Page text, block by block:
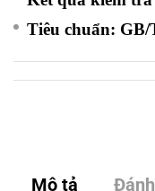
Tiêu chuẩn:
Mô tả